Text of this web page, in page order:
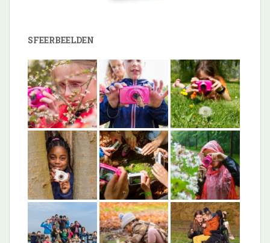
SFEERBEELDEN